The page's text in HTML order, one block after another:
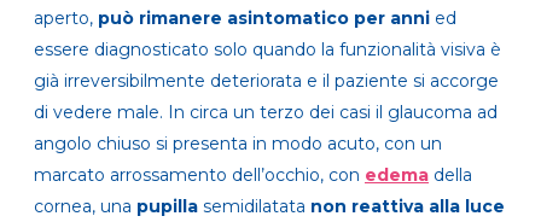
aperto, può rimanere asintomatico per anni ed
essere diagnosticato solo quando la funzionalità visiva è
già irreversibilmente deteriorata e il paziente si accorge
di vedere male. In circa un terzo dei casi il glaucoma ad
angolo chiuso si presenta in modo acuto, con un
marcato arrossamento dell’occhio, con edema della
cornea, una pupilla semidilatata non reattiva alla luce